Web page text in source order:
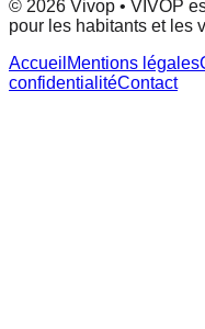
© 2026 Vivop • VIVOP
pour les habitants et les
Accueil Mentions légales
confidentialitéContact